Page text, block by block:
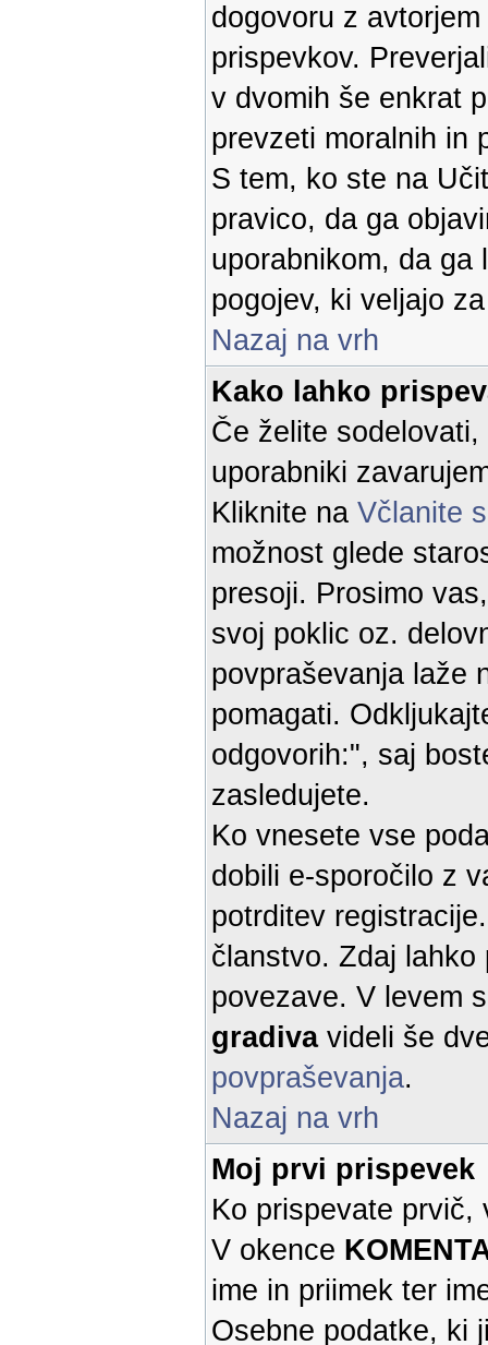
dogovoru z
prispevkov.
v dvomih še enkrat
prevzeti moralnih in
S tem, ko ste na
pravico, da ga
uporabnikom, da ga
pogojev, ki veljajo
Nazaj na vrh
Kako lahko
Če želite
uporabniki
Kliknite na Včlanite
možnost glede
presoji. Prosimo
svoj poklic oz.
povpraševanja laže
pomagati.
odgovorih:", saj
zasledujete.
Ko vnesete vse
dobili e-sporočilo z
potrditev
članstvo. Zdaj lahko
povezave. V levem
gradivavideli še
povpraševanja.
Nazaj na vrh
Moj prvi prispevek
Ko prispevate prvič,
V okence
ime in priimek ter
Osebne podatke, ki